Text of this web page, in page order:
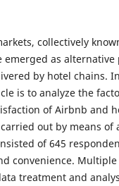
collectively
emerged as
by hotel chains.
is to analyze the
of Airbnb and
out by means of
of 645
convenience.
treatment and